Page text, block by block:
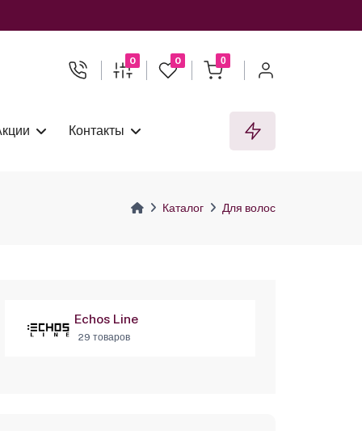
0 0 0
Контакты
Каталог Для волос
Echos Line
29 товаров